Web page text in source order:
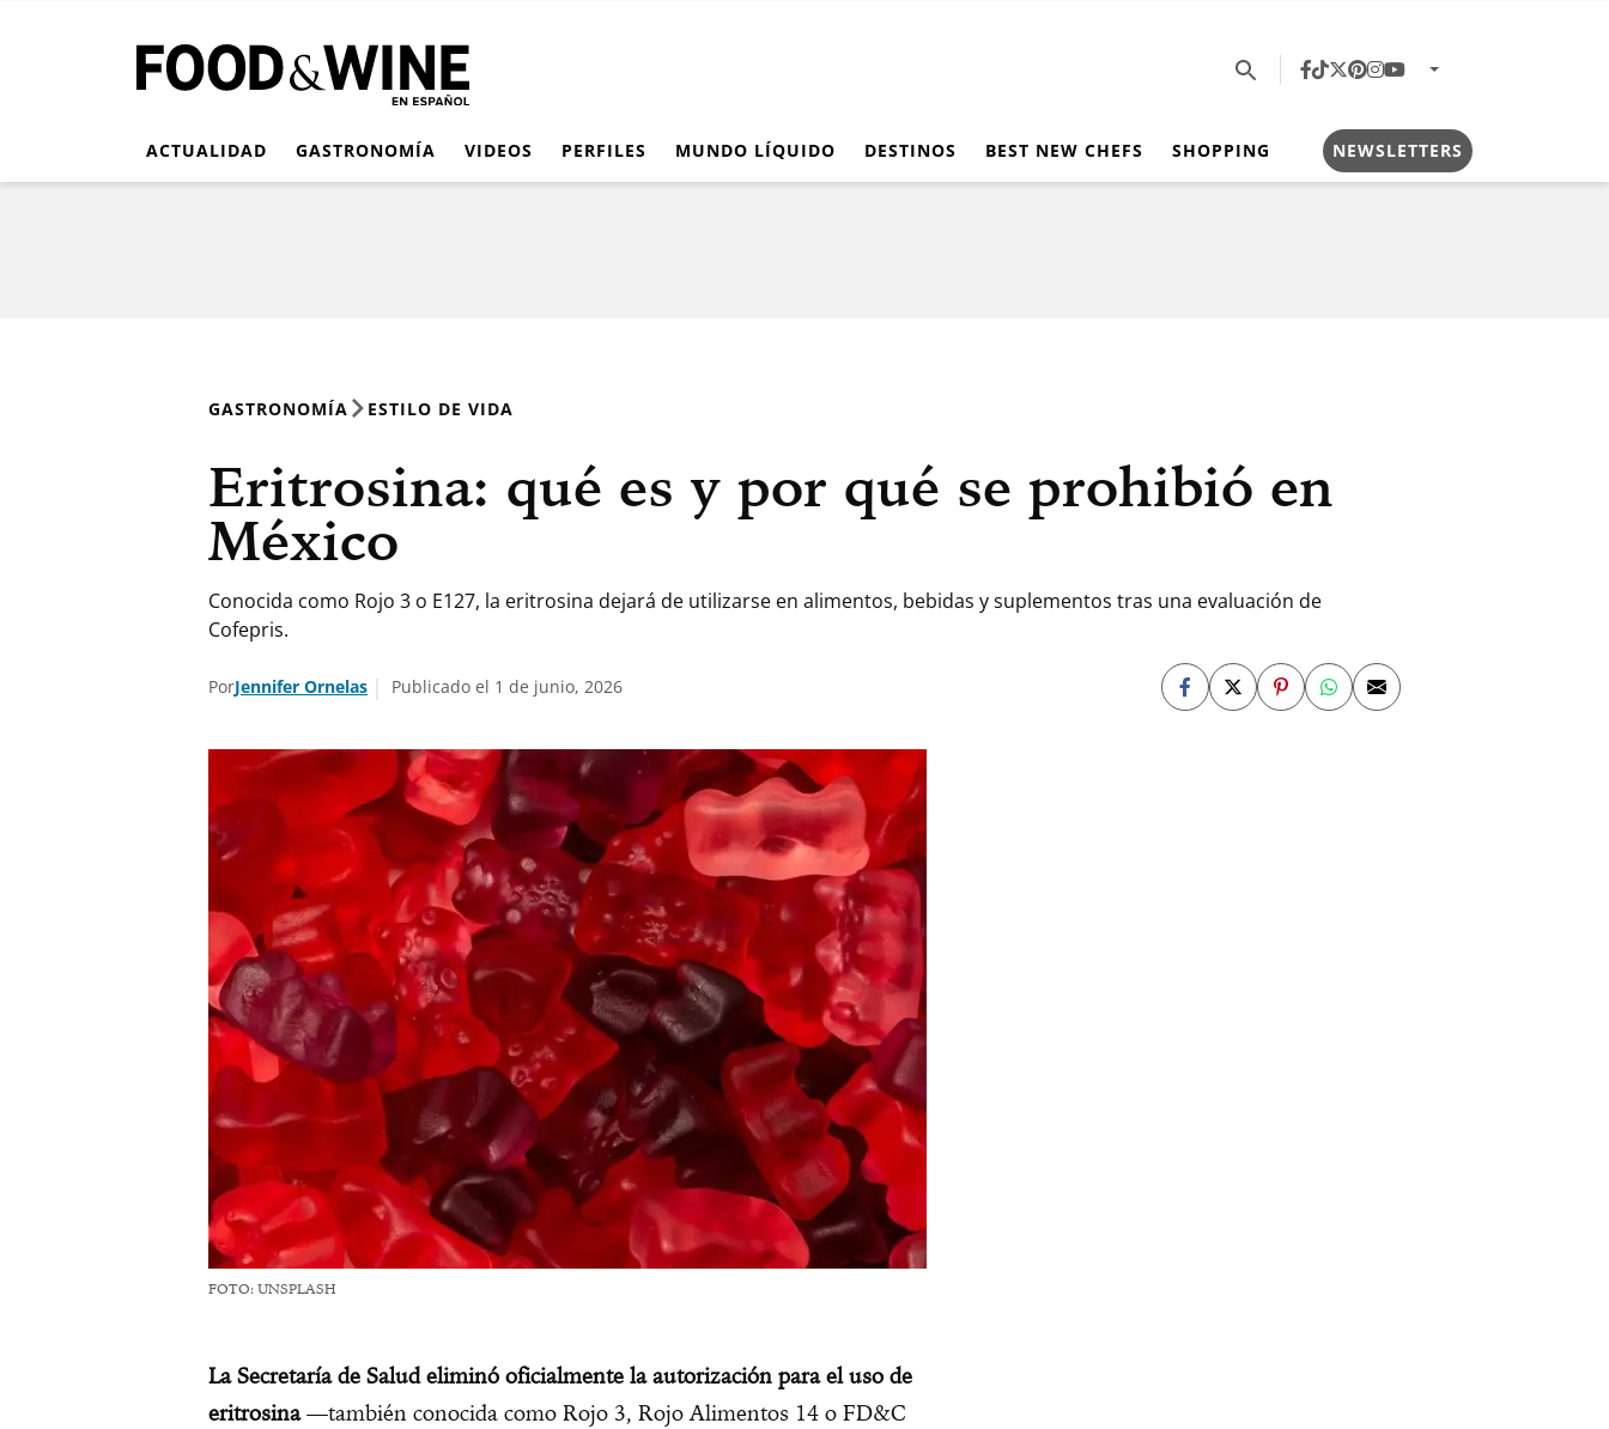
ACTUALIDAD GASTRONOMÍA VIDEOS PERFILES MUNDO LÍQUIDO DESTINOS BEST NEW CHEFS SHOPPING NEWSLETTERS
GASTRONOMÍA ESTILO DE VIDA
Eritrosina: qué es y por qué se prohibió en
México
Conocida como Rojo 3 o E127, la eritrosina dejará de utilizarse en alimentos, bebidas y suplementos tras una evaluación de
Cofepris.
PorJennifer Ornelas Publicado el 1 de junio, 2026
FOTO: UNSPLASH
La Secretaría de Salud eliminó oficialmente la autorización para el uso de
eritrosina—también conocida como Rojo 3, Rojo Alimentos 14 o FD&C